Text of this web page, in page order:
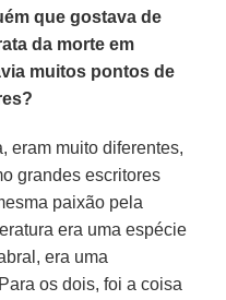
que gostava de
da morte em
muitos pontos de
eram muito diferentes,
grandes escritores
paixão pela
era uma espécie
era uma
os dois, foi a coisa